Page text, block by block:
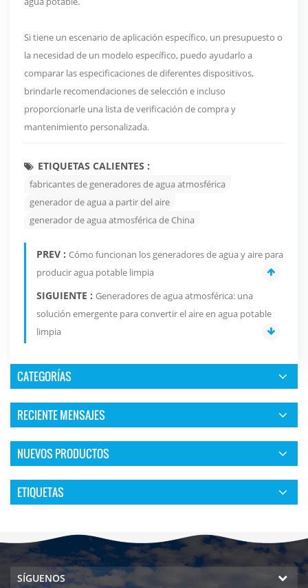
Si tiene un escenario de aplicación específico, un presupuesto o
la necesidad de un modelo específico, puedo ayudarlo a
comparar las especificaciones de diferentes dispositivos,
brindarle recomendaciones de selección e incluso
proporcionarle una lista de verificación de compra y
mantenimiento personalizada.
ETIQUETAS CALIENTES :
fabricantes de generadores de agua atmosférica
generador de agua a partir del aire
generador de agua atmosférica de China
PREV : Cómo funcionan los generadores de agua y aire para
producir agua potable limpia
SIGUIENTE : Generadores de agua atmosférica: una
solución emergente para convertir el aire en agua potable
limpia
CATEGORÍAS
RECIENTE MENSAJES
NUEVOS PRODUCTOS
ETIQUETAS
SÍGUENOS